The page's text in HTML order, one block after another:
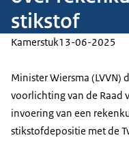
stikstof
Kamerstuk13-06-2025
Minister Wiersma (LVVN)
voorlichting van de Raad
invoering van een
stikstofdepositie met de